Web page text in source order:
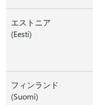
エストニア
(Eesti)
フィンランド
(Suomi)